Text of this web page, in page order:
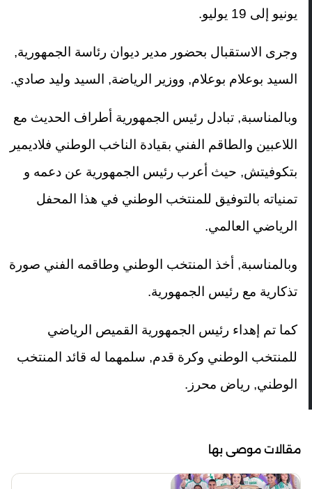
يونيو إلى 19 يوليو.
وجرى الاستقبال بحضور مدير ديوان رئاسة الجمهورية,
السيد بوعلام بوعلام, ووزير الرياضة, السيد وليد صادي.
وبالمناسبة, تبادل رئيس الجمهورية أطراف الحديث مع
اللاعبين والطاقم الفني بقيادة الناخب الوطني فلاديمير
بتكوفيتش, حيث أعرب رئيس الجمهورية عن دعمه و
تمنياته بالتوفيق للمنتخب الوطني في هذا المحفل
الرياضي العالمي.
وبالمناسبة, أخذ المنتخب الوطني وطاقمه الفني صورة
تذكارية مع رئيس الجمهورية.
كما تم إهداء رئيس الجمهورية القميص الرياضي
للمنتخب الوطني وكرة قدم, سلمهما له قائد المنتخب
الوطني, رياض محرز.
مقالات موصى بها